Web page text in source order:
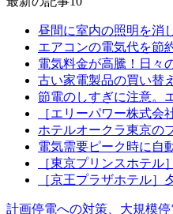
昼間に室内の照明を消
エアコンの電気代を節
電気料金が高騰！日々
古い家電製品の買い替
節電のしすぎに注意。
［エリーパワー株式
ホテルオークラ東京の
電気需要ピーク時に自
［東京プリンスホテ
［京王プラザホテル
計画停電への対策、大規模